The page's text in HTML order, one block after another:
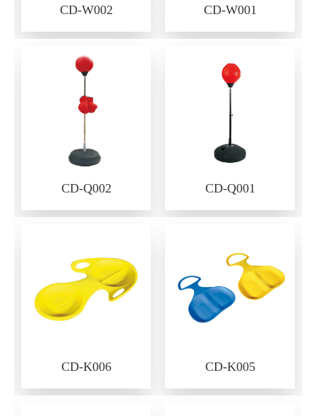
CD-W002 CD-W001
CD-Q002 CD-Q001
CD-K006 CD-K005